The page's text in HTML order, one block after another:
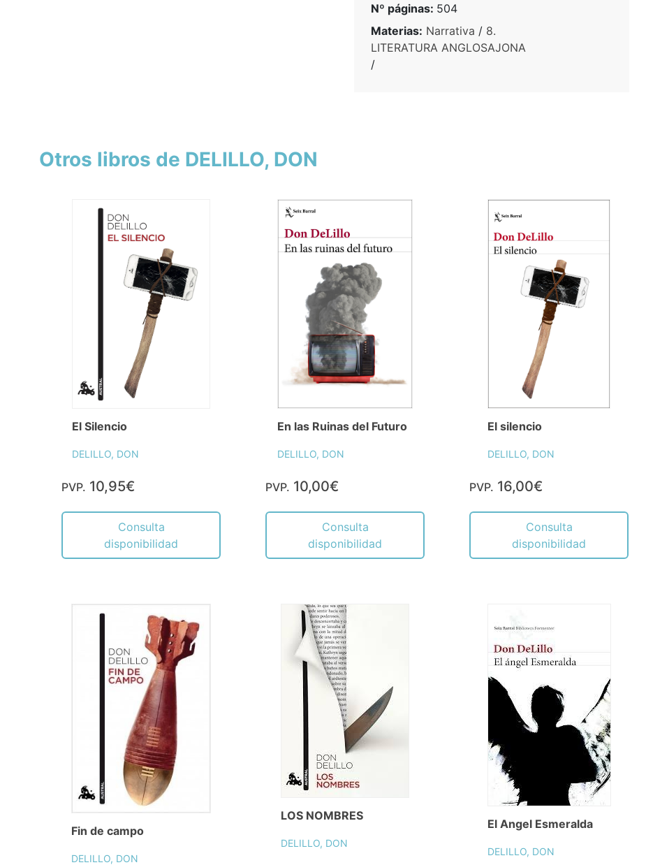
Nº páginas: 504
Materias: Narrativa / 8.
LITERATURA ANGLOSAJONA
/
Otros libros de DELILLO, DON
El Silencio
DELILLO, DON
PVP. 10,95€
Consulta
disponibilidad
En las Ruinas del Futuro
DELILLO, DON
PVP. 10,00€
Consulta
disponibilidad
El silencio
DELILLO, DON
PVP. 16,00€
Consulta
disponibilidad
Fin de campo
DELILLO, DON
LOS NOMBRES
DELILLO, DON
El Angel Esmeralda
DELILLO, DON